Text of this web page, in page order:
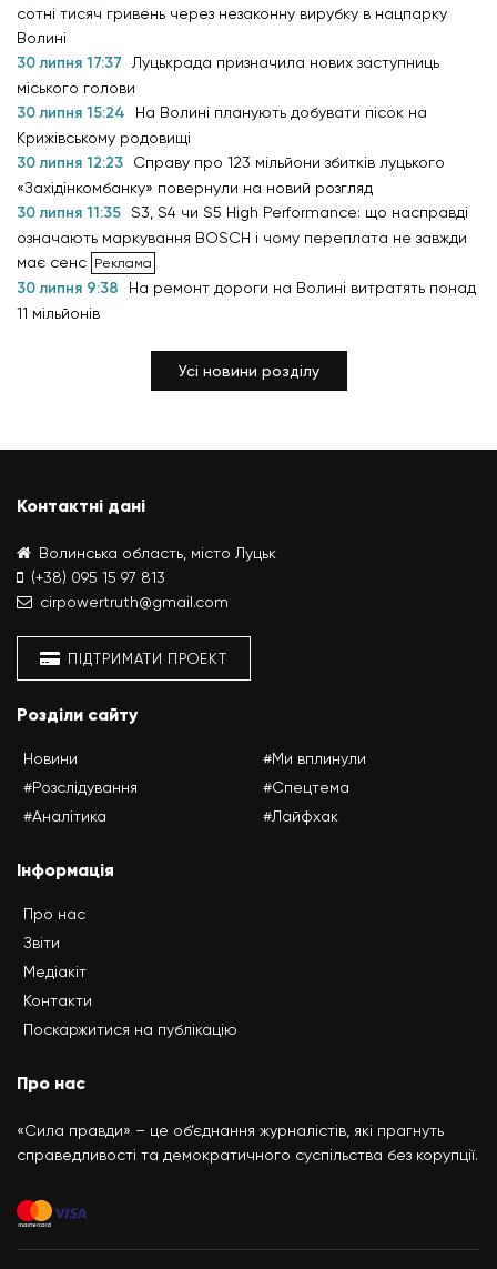
сотні тисяч гривень через незаконну вирубку в нацпарку
Волині
30 липня 17:37
Луцькрада призначила нових заступниць
міського голови
30 липня 15:24
На Волині планують добувати пісок на
Крижівському родовищі
30 липня 12:23
Справу про 123 мільйони збитків луцького
«Західінкомбанку» повернули на новий розгляд
30 липня 11:35 S3, S4 чи S5 High Performance: що насправді
означають маркування BOSCH і чому переплата не завжди
має сенс
30 липня 9:38
На ремонт дороги на Волині витратять понад
11 мільйонів
Усі новини розділу
Контактні дані
Волинська область, місто Луцьк
(+38) 095 15 97 813
cirpowertruth@gmail.com
ПІДТРИМАТИ ПРОЕКТ
Розділи сайту
Новини
#Розслідування
#Аналітика
#Ми вплинули
#Спецтема
#Лайфхак
Інформація
Про нас
Звіти
Медіакіт
Контакти
Поскаржитися на публікацію
Про нас
«Сила правди» – це об’єднання журналістів, які прагнуть
справедливості та демократичного суспільства без корупції.